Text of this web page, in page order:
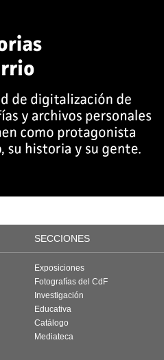
SECCIONES
Exposiciones
Fotografías del CdF
Investigación
Educativa
Catálogo
Mediateca